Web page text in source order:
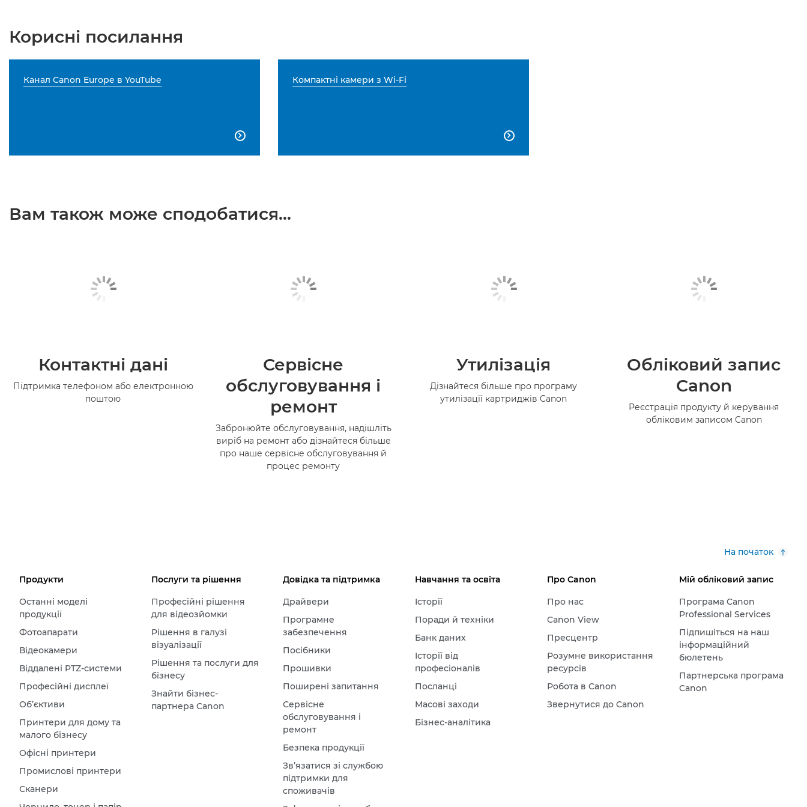
Корисні посилання
Канал Canon Europe в YouTube

Компактні камери з Wi-Fi

Вам також може сподобатися...
Контактні дані
Підтримка телефоном або електронною
поштою
Сервісне
обслуговування і
ремонт
Забронюйте обслуговування, надішліть
виріб на ремонт або дізнайтеся більше
про наше сервісне обслуговування й
процес ремонту
Утилізація
Дізнайтеся більше про програму
утилізації картриджів Canon
Обліковий запис
Canon
Реєстрація продукту й керування
обліковим записом Canon
На початок
Продукти
Останні моделі
продукції
Фотоапарати
Відеокамери
Віддалені PTZ-системи
Професійні дисплеї
Об’єктиви
Принтери для дому та
малого бізнесу
Офісні принтери
Промислові принтери
Сканери
Послуги та рішення
Професійні рішення
для відеозйомки
Рішення в галузі
візуалізації
Рішення та послуги для
бізнесу
Знайти бізнес-
партнера Canon
Довідка та підтримка
Драйвери
Програмне
забезпечення
Посібники
Прошивки
Поширені запитання
Сервісне
обслуговування і
ремонт
Безпека продукції
Зв’язатися зі службою
підтримки для
споживачів
Навчання та освіта
Історії
Поради й техніки
Банк даних
Історії від
професіоналів
Посланці
Масові заходи
Бізнес-аналітика
Про Canon
Про нас
Canon View
Пресцентр
Розумне використання
ресурсів
Робота в Canon
Звернутися до Canon
Мій обліковий запис
Програма Canon
Professional Services
Підпишіться на наш
інформаційний
бюлетень
Партнерська програма
Canon